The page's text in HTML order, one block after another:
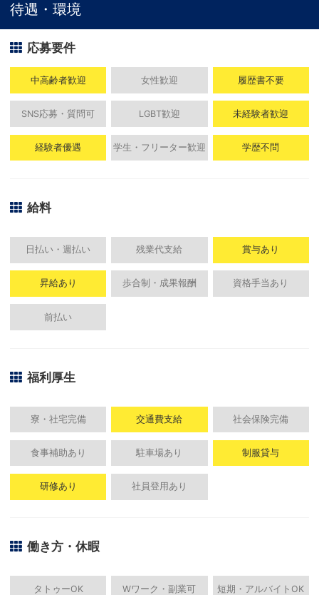
待遇・環境
応募要件
中高齢者歓迎 女性歓迎 履歴書不要
SNS応募・質問可 LGBT歓迎 未経験者歓迎
経験者優遇 学生・フリーター歓迎 学歴不問
給料
日払い・週払い 残業代支給 賞与あり
昇給あり 歩合制・成果報酬 資格手当あり
前払い
福利厚生
寮・社宅完備 交通費支給 社会保険完備
食事補助あり 駐車場あり 制服貸与
研修あり 社員登用あり
働き方・休暇
タトゥーOK Wワーク・副業可 短期・アルバイトOK